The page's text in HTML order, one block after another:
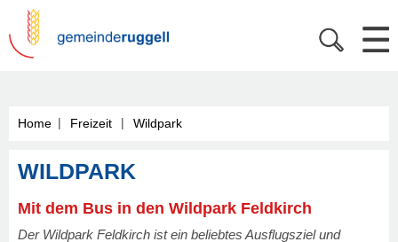
Home | Freizeit | Wildpark
WILDPARK
Mit dem Bus in den Wildpark Feldkirch
Der Wildpark Feldkirch ist ein beliebtes Ausflugsziel und